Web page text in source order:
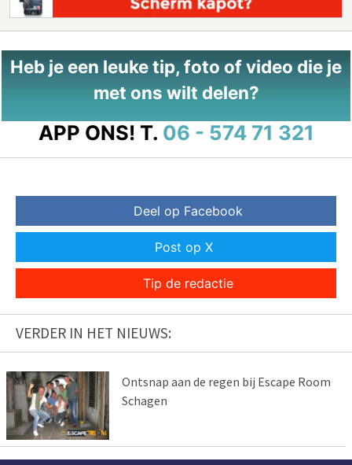
Heb je een leuke tip, foto of video die je
met ons wilt delen?
APP ONS! T. 06 - 574 71 321
Deel op Facebook
Post op X
Tip de redactie
VERDER IN HET NIEUWS:
Ontsnap aan de regen bij Escape Room
Schagen